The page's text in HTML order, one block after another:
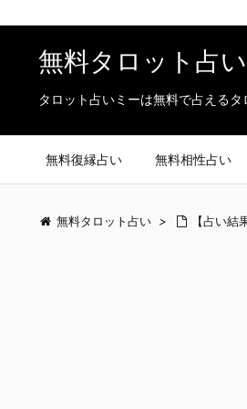
無料タロット占
タロット占いミーは無料で占える
無料復縁占い 無料相性占い
無料タロット占い > 【占い